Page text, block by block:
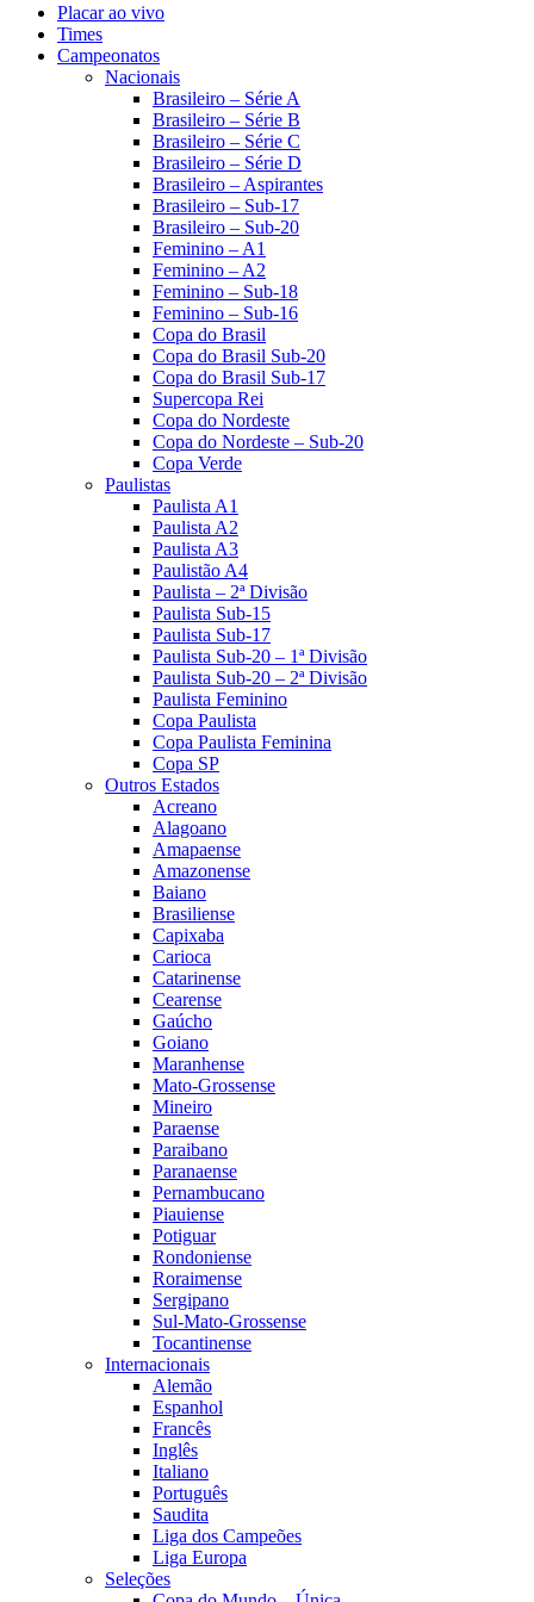
Placar ao vivo
Times
Campeonatos
Nacionais
Brasileiro – Série A
Brasileiro – Série B
Brasileiro – Série C
Brasileiro – Série D
Brasileiro – Aspirantes
Brasileiro – Sub-17
Brasileiro – Sub-20
Feminino – A1
Feminino – A2
Feminino – Sub-18
Feminino – Sub-16
Copa do Brasil
Copa do Brasil Sub-20
Copa do Brasil Sub-17
Supercopa Rei
Copa do Nordeste
Copa do Nordeste – Sub-20
Copa Verde
Paulistas
Paulista A1
Paulista A2
Paulista A3
Paulistão A4
Paulista – 2ª Divisão
Paulista Sub-15
Paulista Sub-17
Paulista Sub-20 – 1ª Divisão
Paulista Sub-20 – 2ª Divisão
Paulista Feminino
Copa Paulista
Copa Paulista Feminina
Copa SP
Outros Estados
Acreano
Alagoano
Amapaense
Amazonense
Baiano
Brasiliense
Capixaba
Carioca
Catarinense
Cearense
Gaúcho
Goiano
Maranhense
Mato-Grossense
Mineiro
Paraense
Paraibano
Paranaense
Pernambucano
Piauiense
Potiguar
Rondoniense
Roraimense
Sergipano
Sul-Mato-Grossense
Tocantinense
Internacionais
Alemão
Espanhol
Francês
Inglês
Italiano
Português
Saudita
Liga dos Campeões
Liga Europa
Seleções